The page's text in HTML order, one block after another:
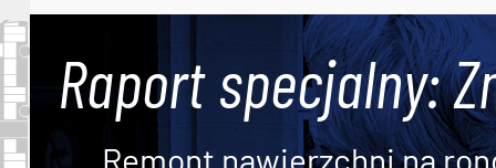
Raport specjalny:
Remont nawierzchni na